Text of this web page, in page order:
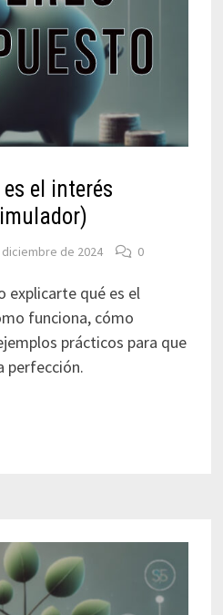
el interés
diciembre de 2024 0
explicarte qué es el
funciona, cómo
prácticos para que
perfección.